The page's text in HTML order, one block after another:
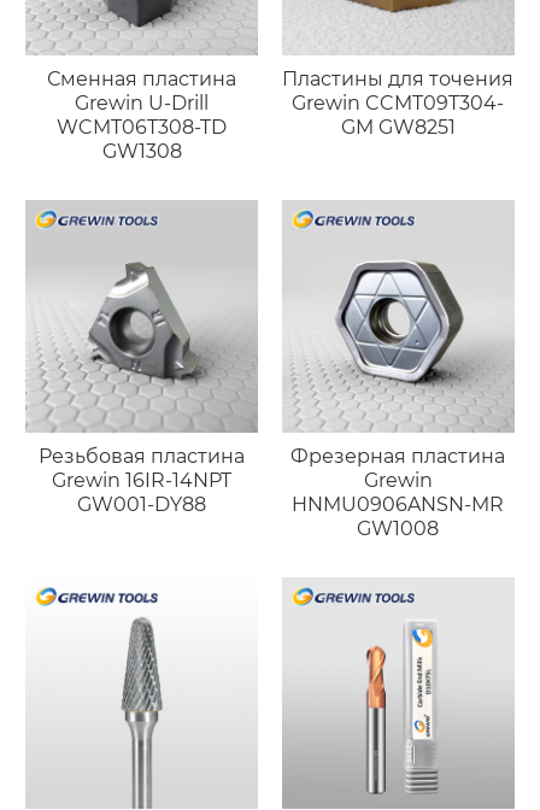
Сменная пластина
Grewin U-Drill
WCMT06T308-TD
GW1308
Пластины для точения
Grewin CCMT09T304-
GM GW8251
Резьбовая пластина
Grewin 16IR-14NPT
GW001-DY88
Фрезерная пластина
Grewin
HNMU0906ANSN-MR
GW1008